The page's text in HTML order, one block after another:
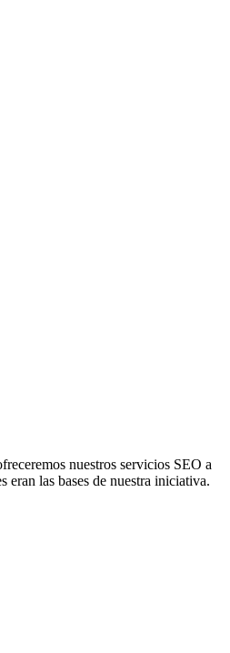
nuestros servicios SEO a
eran las bases de nuestra iniciativa.